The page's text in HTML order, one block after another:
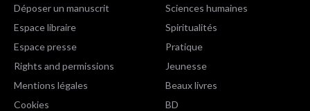
Déposer un manuscrit
Espace libraire
Espace presse
Rights and permissions
Mentions légales
Cookies
Sciences humaines
Spiritualités
Pratique
Jeunesse
Beaux livres
BD